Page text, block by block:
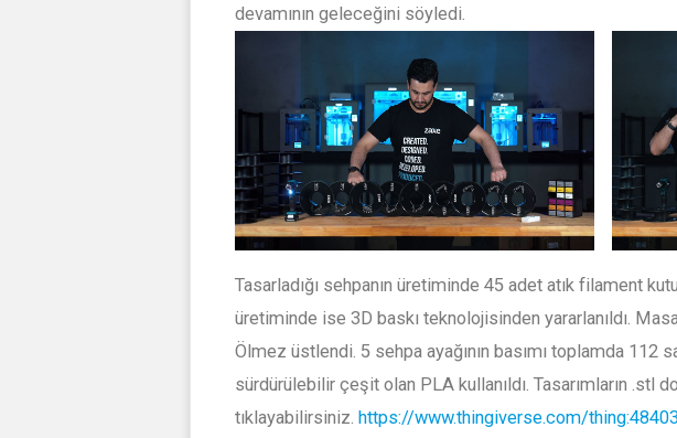
devamının geleceğini söyledi.
Tasarladığı sehpanın üretiminde 45 adet atık filament
üretiminde ise 3D baskı teknolojisinden yararlanıldı. Masa
Ölmez üstlendi. 5 sehpa ayağının basımı toplamda 112
sürdürülebilir çeşit olan PLA kullanıldı. Tasarımların .stl
tıklayabilirsiniz. https://www.thingiverse.com/